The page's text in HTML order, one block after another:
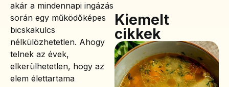
akár a mindennapi ingázás
során egy működőképes
bicskakulcs
nélkülözhetetlen. Ahogy
telnek az évek,
elkerülhetetlen, hogy az
elem élettartama
Kiemelt
cikkek